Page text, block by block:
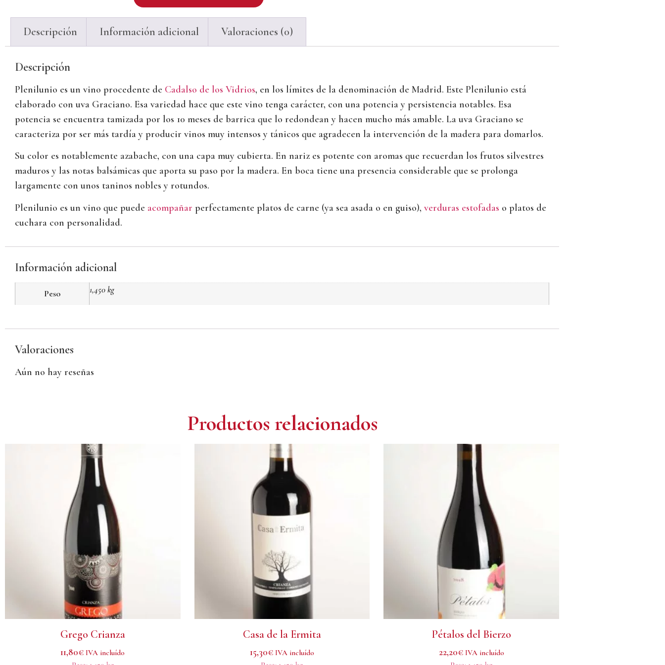
Descripción Información adicional Valoraciones (0)
Descripción
Plenilunio es un vino procedente de Cadalso de los Vidrios, en los límites de la denominación de Madrid. Este Plenilunio está
elaborado con uva Graciano. Esa variedad hace que este vino tenga carácter, con una potencia y persistencia notables. Esa
potencia se encuentra tamizada por los 10 meses de barrica que lo redondean y hacen mucho más amable. La uva Graciano se
caracteriza por ser más tardía y producir vinos muy intensos y tánicos que agradecen la intervención de la madera para domarlos.
Su color es notablemente azabache, con una capa muy cubierta. En nariz es potente con aromas que recuerdan los frutos silvestres
maduros y las notas balsámicas que aporta su paso por la madera. En boca tiene una presencia considerable que se prolonga
largamente con unos taninos nobles y rotundos.
Plenilunio es un vino que puede acompañar perfectamente platos de carne (ya sea asada o en guiso), verduras estofadas o platos de
cuchara con personalidad.
Información adicional
Peso 1,450 kg
Valoraciones
Aún no hay reseñas
Productos relacionados
Grego Crianza
11,80€ IVA incluído
Casa de la Ermita
15,30€ IVA incluído
Pétalos del Bierzo
22,20€ IVA incluído